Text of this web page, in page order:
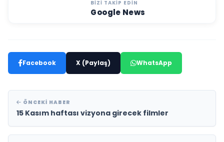
BIZI TAKIP EDIN
Google News
Facebook X (Paylaş) WhatsApp
ÖNCEKI HABER
15 Kasım haftası vizyona girecek filmler